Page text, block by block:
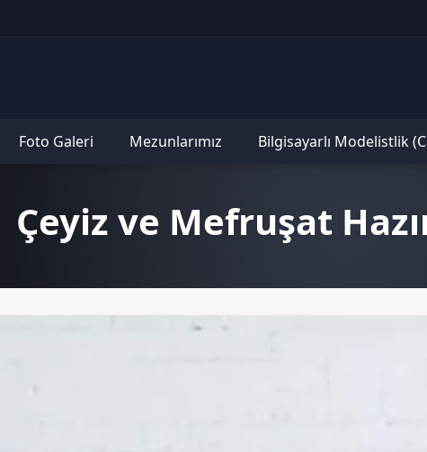
Foto Galeri Mezunlarımız Bilgisayarlı Modelistlik
Çeyiz ve Mefruşat